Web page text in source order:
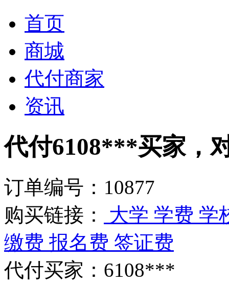
首页
商城
代付商家
资讯
代付6108***买家，
订单编号：10877
购买链接：
大学 学费 学
缴费 报名费 签证费
代付买家：6108***